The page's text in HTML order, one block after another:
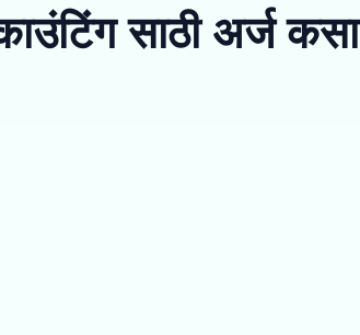
साठी अर्ज कसा